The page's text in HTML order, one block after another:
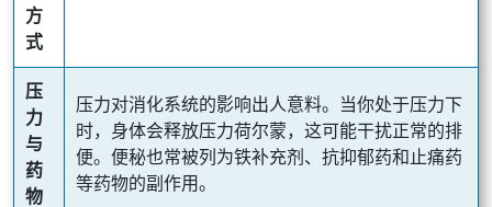
方
式
压
力
与
药
物
压力对消化系统的影响出人意料。当你处于压力下
时，身体会释放压力荷尔蒙，这可能干扰正常的排
便。便秘也常被列为铁补充剂、抗抑郁药和止痛药
等药物的副作用。